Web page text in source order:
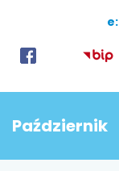
e:
Październik